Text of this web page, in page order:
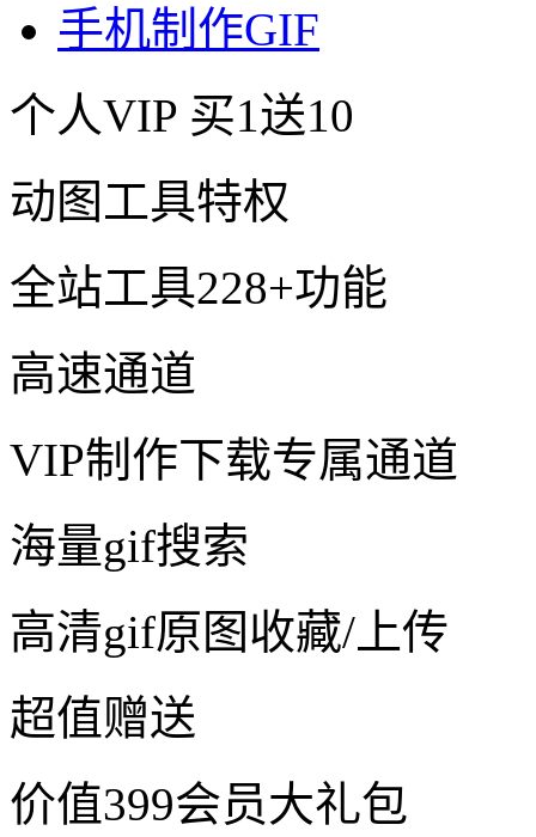
手机制作GIF
个人VIP 买1送10
动图工具特权
全站工具228+功能
高速通道
VIP制作下载专属通道
海量gif搜索
高清gif原图收藏/上传
超值赠送
价值399会员大礼包